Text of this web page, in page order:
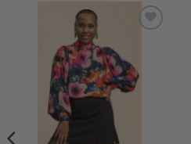
SUOSIKKEIHIN